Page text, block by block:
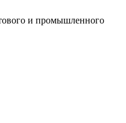
и промышленного